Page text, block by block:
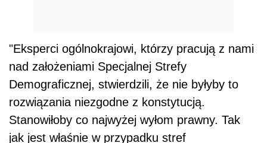
"Eksperci ogólnokrajowi, którzy pracują z nami
nad założeniami Specjalnej Strefy
Demograficznej, stwierdzili, że nie byłyby to
rozwiązania niezgodne z konstytucją.
Stanowiłoby co najwyżej wyłom prawny. Tak
jak jest właśnie w przypadku stref